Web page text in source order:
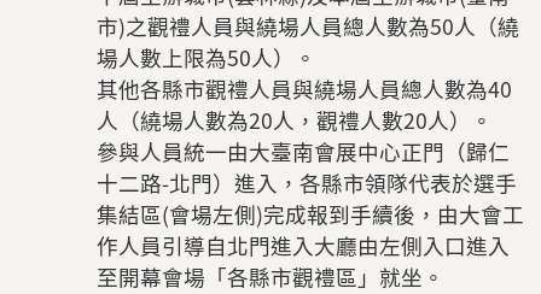
市)之觀禮人員與繞場人員總人數為50人（繞
場人數上限為50人）。
其他各縣市觀禮人員與繞場人員總人數為40
人（繞場人數為20人，觀禮人數20人）。
參與人員統一由大臺南會展中心正門（歸仁
十二路-北門）進入，各縣市領隊代表於選手
集結區(會場左側)完成報到手續後，由大會工
作人員引導自北門進入大廳由左側入口進入
至開幕會場「各縣市觀禮區」就坐。